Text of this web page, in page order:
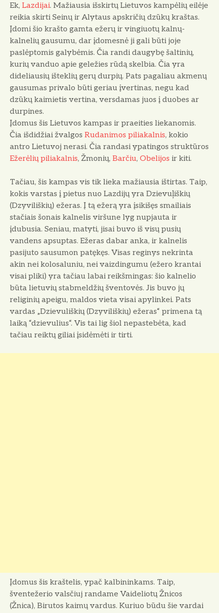
Ek, Lazdijai. Mažiausia išskirtų Lietuvos kampėlių eilėje
reikia skirti Seinų ir Alytaus apskričių dzūkų kraštas.
Įdomi šio krašto gamta ežerų ir vingiuotų kalnų-
kalnelių gausumu, dar įdomesnė ji gali būti joje
paslėptomis galybėmis. Čia randi daugybę šaltinių,
kurių vanduo apie geležies rūdą skelbia. Čia yra
dideliausių išteklių gerų durpių. Pats pagaliau akmenų
gausumas privalo būti geriau įvertinas, negu kad
dzūkų kaimietis vertina, versdamas juos į duobes ar
durpines.
Įdomus šis Lietuvos kampas ir praeities liekanomis.
Čia išdidžiai žvalgos Rudanimos piliakalnis, kokio
antro Lietuvoj nerasi. Čia randasi ypatingos struktūros
Ežerėlių piliakalnis, Žmonių, Barčiu, Obelijos ir kiti.
Tačiau, šis kampas vis tik lieka mažiausia ištirtas. Taip,
kokis varstas į pietus nuo Lazdijų yra Dzievuļiškių
(Dzyviliškių) ežeras. Į tą ežerą yra įsikišęs smailiais
stačiais šonais kalnelis viršune lyg nupjauta ir
įdubusia. Seniau, matyti, jisai buvo iš visų pusių
vandens apsuptas. Ežeras dabar anka, ir kalnelis
pasijuto sausumon patękęs. Visas reginys nekrinta
akin nei kolosaluniu, nei vaizdingumu (ežero krantai
visai pliki) yra tačiau labai reikšmingas: šio kalnelio
būta lietuvių stabmeldžių šventovės. Jis buvo jų
religinių apeigu, maldos vieta visai apylinkei. Pats
vardas „Dzievuliškių (Dzyviliškių) ežeras“ primena tą
laiką “dzievulius“. Vis tai lig šiol nepastebėta, kad
tačiau reiktų giliai įsidėmėti ir tirti.
Įdomus šis kraštelis, ypač kalbininkams. Taip,
šventežerio valsčiuj randame Vaideliotų Žnicos
(Žnica), Birutos kaimų vardus. Kuriuo būdu šie vardai